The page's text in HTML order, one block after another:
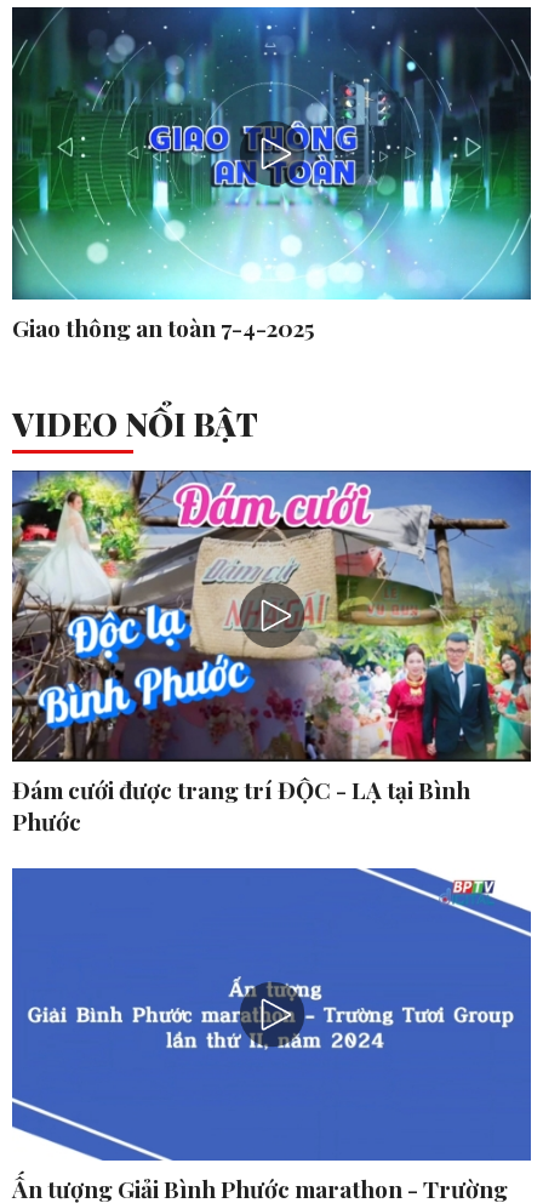
Giao thông an toàn 7-4-2025
VIDEO NỔI BẬT
Đám cưới được trang trí ĐỘC - LẠ tại Bình
Phước
Ấn tượng Giải Bình Phước marathon - Trường